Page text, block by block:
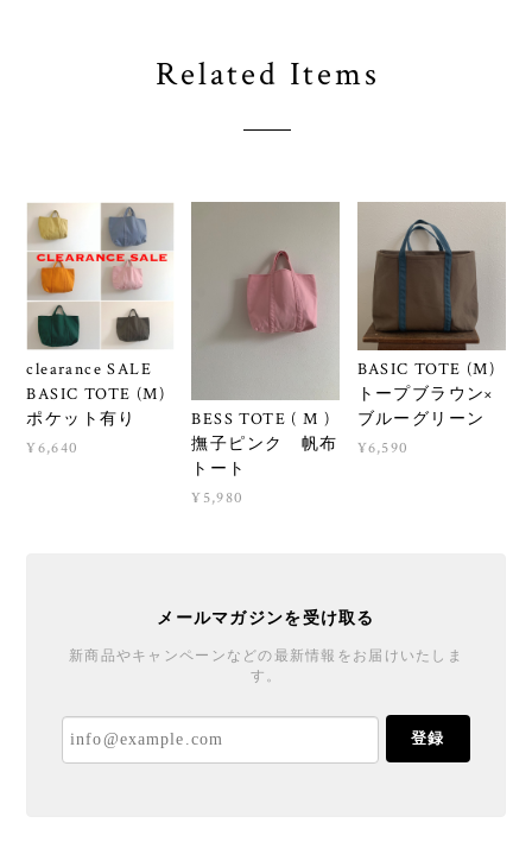
Related Items
clearance SALE
BASIC TOTE (M)
ポケット有り
¥6,640
BESS TOTE ( M )
撫子ピンク 帆布
トート
¥5,980
BASIC TOTE (M)
トープブラウン×
ブルーグリーン
¥6,590
メールマガジンを受け取る
新商品やキャンペーンなどの最新情報をお届けいたしま
す。
登録